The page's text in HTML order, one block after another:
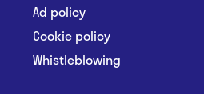
Ad policy
Cookie policy
Whistleblowing